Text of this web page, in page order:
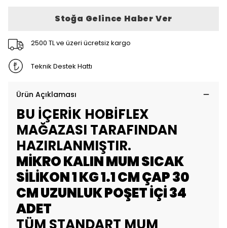
Stoğa Gelince Haber Ver
2500 TL ve üzeri ücretsiz kargo
Teknik Destek Hattı
Ürün Açıklaması
BU İÇERİK HOBİFLEX
MAĞAZASI TARAFINDAN
HAZIRLANMIŞTIR.
MİKRO KALIN MUM SICAK
SİLİKON 1 KG 1.1 CM ÇAP 30
CM UZUNLUK POŞET İÇİ 34
ADET